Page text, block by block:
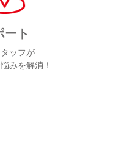
ート
ッフが
みを解消！